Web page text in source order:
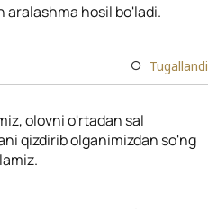
aralashma hosil bo'ladi.
Tugallandi
olovni o'rtadan sal
qizdirib olganimizdan so'ng